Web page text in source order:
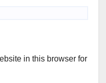
in this browser for